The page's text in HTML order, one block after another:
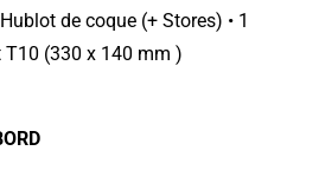
de coque (+ Stores) • 1
T10 (330 x 140 mm )